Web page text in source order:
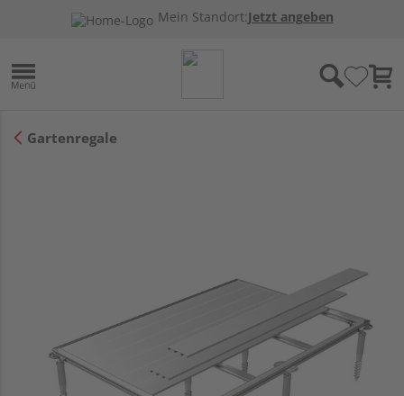
Mein Standort:Jetzt angeben
Gartenregale